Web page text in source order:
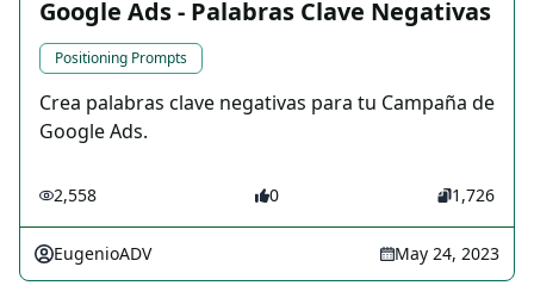
Google Ads - Palabras Clave Negativas
Positioning Prompts
Crea palabras clave negativas para tu Campaña de
Google Ads.
2,558 0 1,726
EugenioADV May 24, 2023